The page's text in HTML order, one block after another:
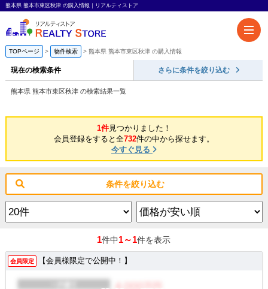
熊本県 熊本市東区秋津 の購入情報｜リアルティストア
TOPページ 物件検索 熊本県 熊本市東区秋津 の購入情報
現在の検索条件 さらに条件を絞り込む
熊本県 熊本市東区秋津 の検索結果一覧
1件見つかりました！
会員登録をすると全732件の中から探せます。
今すぐ見る
条件を絞り込む
1件中1～1件を表示
会員限定 【会員様限定で公開中！】